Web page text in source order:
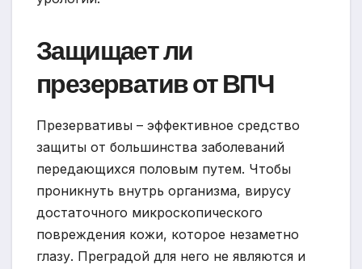
Защищает ли
презерватив от ВПЧ
Презервативы – эффективное средство
защиты от большинства заболеваний
передающихся половым путем. Чтобы
проникнуть внутрь организма, вирусу
достаточного микроскопического
повреждения кожи, которое незаметно
глазу. Преградой для него не являются и